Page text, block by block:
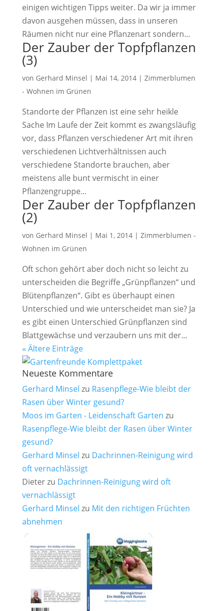
einigen wichtigen Tipps weiter. Da wir ja immer
davon ausgehen müssen, dass in unseren
Räumen nicht nur eine Pflanzenart sondern...
Der Zauber der Topfpflanzen
(3)
von Gerhard Minsel | Mai 14, 2014| Zimmerblumen
- Wohnen im Grünen
Standorte der Pflanzen ist eine sehr heikle
Sache Im Laufe der Zeit kommt es zwangsläufig
vor, dass Pflanzen verschiedener Art mit ihren
verschiedenen Lichtverhältnissen auch
verschiedene Standorte brauchen, aber
meistens alle bunt vermischt in einer
Pflanzengruppe...
Der Zauber der Topfpflanzen
(2)
von Gerhard Minsel | Mai 1, 2014| Zimmerblumen -
Wohnen im Grünen
Oft schon gehört aber doch nicht so leicht zu
unterscheiden die Begriffe „Grünpflanzen“ und
Blütenpflanzen“. Gibt es überhaupt einen
Unterschied und wie unterscheidet man sie? Ja
es gibt einen Unterschied Grünpflanzen sind
Blattgewächse und verzaubern uns mit der...
« Ältere Einträge
Neueste Kommentare
Gerhard Minsel zu Rasenpflege-Wie bleibt der
Rasen über Winter gesund?
Moos im Garten - Leidenschaft Garten zu
Rasenpflege-Wie bleibt der Rasen über Winter
gesund?
Gerhard Minsel zu Dachrinnen-Reinigung wird
oft vernachlässigt
Dieterzu Dachrinnen-Reinigung wird oft
vernachlässigt
Gerhard Minsel zu Mit den richtigen Früchten
abnehmen